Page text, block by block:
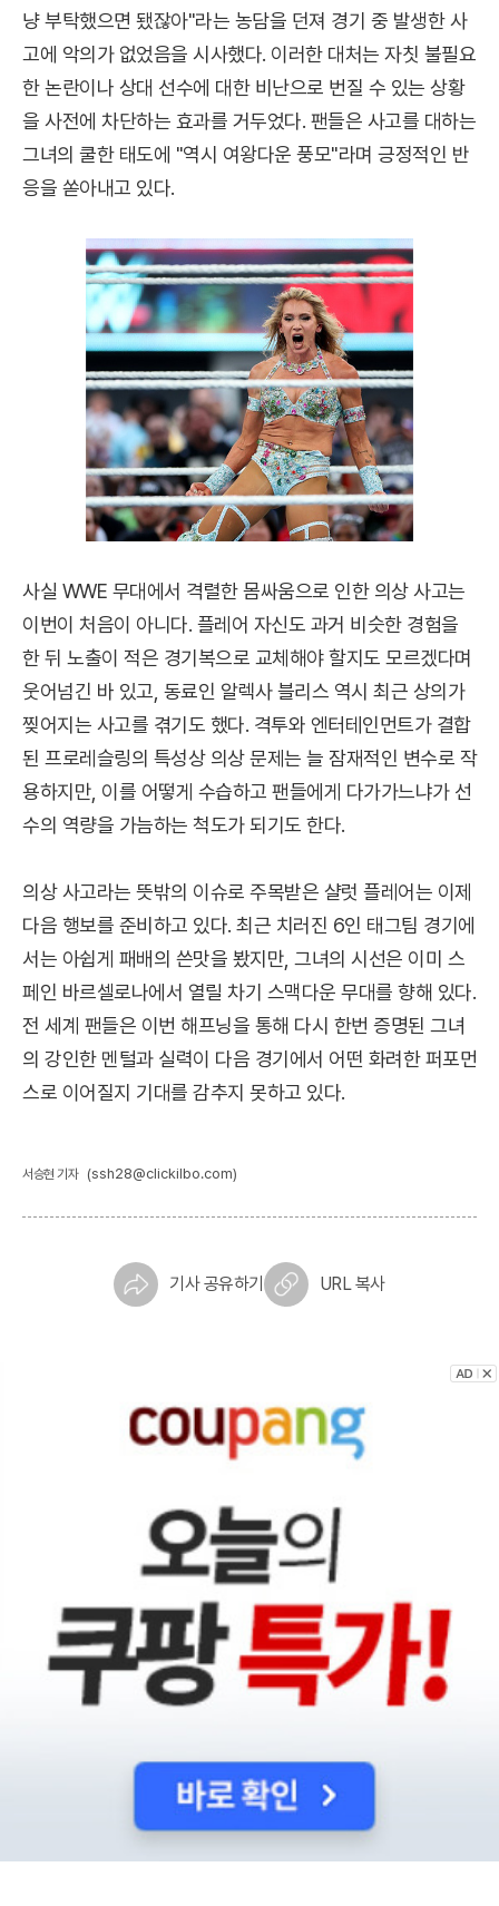
냥 부탁했으면 됐잖아"라는 농담을 던져 경기 중 발생한 사
고에 악의가 없었음을 시사했다. 이러한 대처는 자칫 불필요
한 논란이나 상대 선수에 대한 비난으로 번질 수 있는 상황
을 사전에 차단하는 효과를 거두었다. 팬들은 사고를 대하는
그녀의 쿨한 태도에 "역시 여왕다운 풍모"라며 긍정적인 반
응을 쏟아내고 있다.
사실 WWE 무대에서 격렬한 몸싸움으로 인한 의상 사고는
이번이 처음이 아니다. 플레어 자신도 과거 비슷한 경험을
한 뒤 노출이 적은 경기복으로 교체해야 할지도 모르겠다며
웃어넘긴 바 있고, 동료인 알렉사 블리스 역시 최근 상의가
찢어지는 사고를 겪기도 했다. 격투와 엔터테인먼트가 결합
된 프로레슬링의 특성상 의상 문제는 늘 잠재적인 변수로 작
용하지만, 이를 어떻게 수습하고 팬들에게 다가가느냐가 선
수의 역량을 가늠하는 척도가 되기도 한다.
의상 사고라는 뜻밖의 이슈로 주목받은 샬럿 플레어는 이제
다음 행보를 준비하고 있다. 최근 치러진 6인 태그팀 경기에
서는 아쉽게 패배의 쓴맛을 봤지만, 그녀의 시선은 이미 스
페인 바르셀로나에서 열릴 차기 스맥다운 무대를 향해 있다.
전 세계 팬들은 이번 해프닝을 통해 다시 한번 증명된 그녀
의 강인한 멘털과 실력이 다음 경기에서 어떤 화려한 퍼포먼
스로 이어질지 기대를 감추지 못하고 있다.
서승현 기자 (ssh28@clickilbo.com)
기사 공유하기 URL 복사